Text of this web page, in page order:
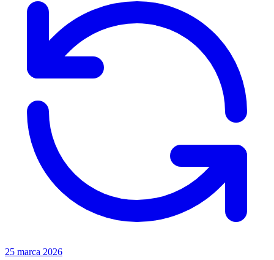
25 marca 2026